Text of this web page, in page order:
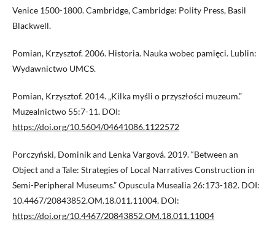
Venice 1500-1800. Cambridge, Cambridge: Polity Press, Basil
Blackwell.
Pomian, Krzysztof. 2006. Historia. Nauka wobec pamięci. Lublin:
Wydawnictwo UMCS.
Pomian, Krzysztof. 2014. „Kilka myśli o przyszłości muzeum.”
Muzealnictwo 55:7-11. DOI:
https://doi.org/10.5604/04641086.1122572
Porczyński, Dominik and Lenka Vargová. 2019. “Between an
Object and a Tale: Strategies of Local Narratives Construction in
Semi-Peripheral Museums.” Opuscula Musealia 26:173-182. DOI:
10.4467/20843852.OM.18.011.11004. DOI:
https://doi.org/10.4467/20843852.OM.18.011.11004